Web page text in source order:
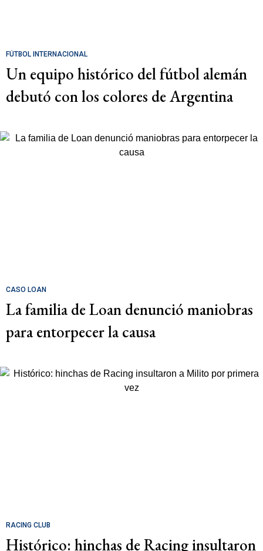
FÚTBOL INTERNACIONAL
Un equipo histórico del fútbol alemán
debutó con los colores de Argentina
CASO LOAN
La familia de Loan denunció maniobras
para entorpecer la causa
RACING CLUB
Histórico: hinchas de Racing insultaron